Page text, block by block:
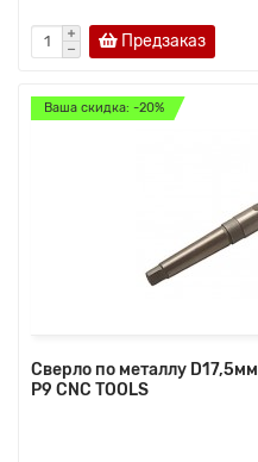
Предзаказ
Ваша скидка: -20%
Сверло по металлу
Р9 CNC TOOLS